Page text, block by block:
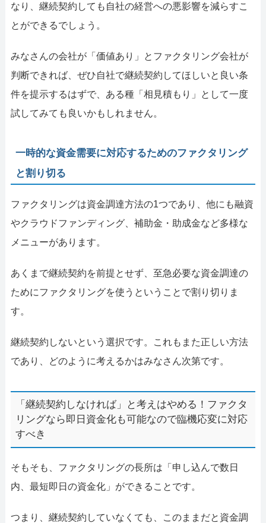
なり、継続契約しても自社の経営への悪影響を減らすこ
とができるでしょう。
みなさんの会社が「価値あり」とファクタリング会社が
判断できれば、ぜひ自社で継続契約してほしいと良い条
件を提示するはずで、ある種「相見積もり」として一度
試してみても良いかもしれません。
一時的な資金需要に対応するためのファクタリング
と割り切る
ファクタリングは資金調達方法の1つであり、他にも融資
やクラウドファンディング、補助金・助成金など多様な
メニューがあります。
あくまで継続契約を前提とせず、至急必要な資金調達の
ためにファクタリングを使うということで割り切りま
す。
継続契約しないという選択です。これもまた正しい方法
であり、どのように考えるかはみなさん次第です。
「継続契約しなければ」と考えはやめる！ファクタ
リングなら即日資金化も可能なので臨機応変に対応
すべき
そもそも、ファクタリングの長所は「申し込んで数日
内、最短即日の資金化」ができることです。
つまり、継続契約していなくても、このままだと資金調